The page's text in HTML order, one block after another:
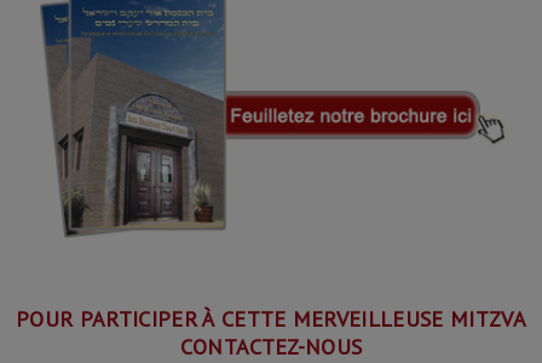
POUR PARTICIPER À CETTE MERVEILLEUSE MITZVA
CONTACTEZ-NOUS